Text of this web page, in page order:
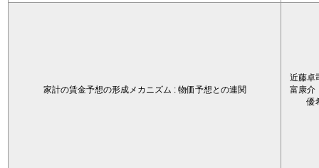
家計の賃金予想の形成メカニズム : 物価予想との連関
近藤卓
富康介
優